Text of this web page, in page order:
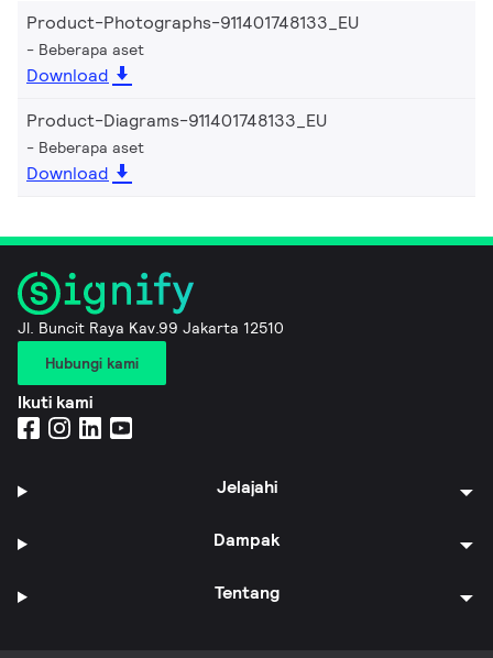
Product-Photographs-911401748133_EU
Beberapa aset
Download
Product-Diagrams-911401748133_EU
Beberapa aset
Download
Jl. Buncit Raya Kav.99 Jakarta 12510
Hubungi kami
Ikuti kami
Jelajahi
Dampak
Tentang